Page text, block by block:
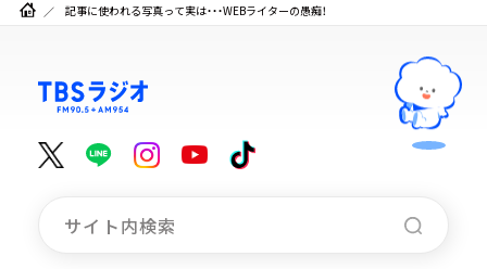
記事に使われる写真って実は・・・WEBライターの愚痴！